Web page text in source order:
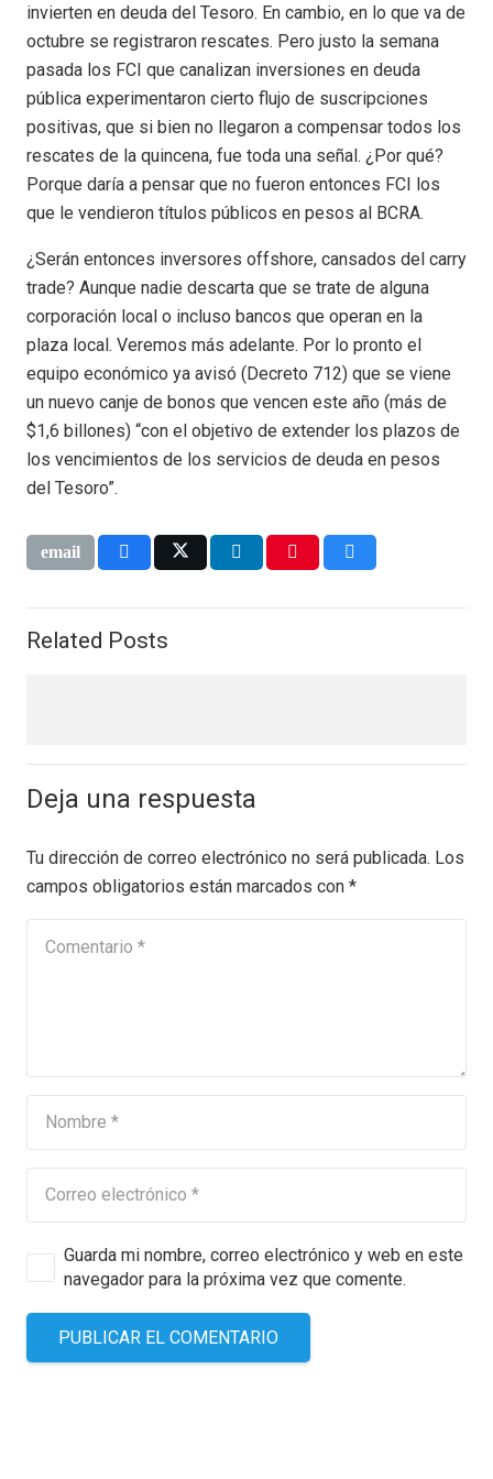
invierten en deuda del Tesoro. En cambio, en lo que va de
octubre se registraron rescates. Pero justo la semana
pasada los FCI que canalizan inversiones en deuda
pública experimentaron cierto flujo de suscripciones
positivas, que si bien no llegaron a compensar todos los
rescates de la quincena, fue toda una señal. ¿Por qué?
Porque daría a pensar que no fueron entonces FCI los
que le vendieron títulos públicos en pesos al BCRA.
¿Serán entonces inversores offshore, cansados del carry
trade? Aunque nadie descarta que se trate de alguna
corporación local o incluso bancos que operan en la
plaza local. Veremos más adelante. Por lo pronto el
equipo económico ya avisó (Decreto 712) que se viene
un nuevo canje de bonos que vencen este año (más de
$1,6 billones) “con el objetivo de extender los plazos de
los vencimientos de los servicios de deuda en pesos
del Tesoro”.
Related Posts
Deja una respuesta
Tu dirección de correo electrónico no será publicada. Los
campos obligatorios están marcados con *
Guarda mi nombre, correo electrónico y web en este
navegador para la próxima vez que comente.
PUBLICAR EL COMENTARIO